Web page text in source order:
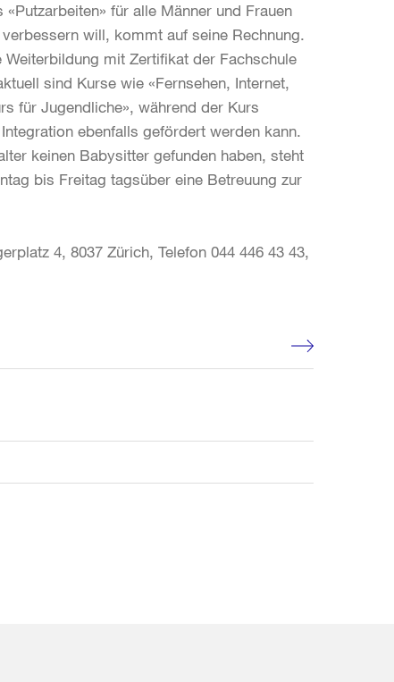
für alle Männer und Frauen
will, kommt auf seine Rechnung.
mit Zertifikat der Fachschule
sind Kurse wie «Fernsehen, Internet,
für Jugendliche», während der Kurs
ebenfalls gefördert werden kann.
keinen Babysitter gefunden haben, steht
bis Freitag tagsüber eine Betreuung zur
4, 8037 Zürich, Telefon 044 446 43 43,